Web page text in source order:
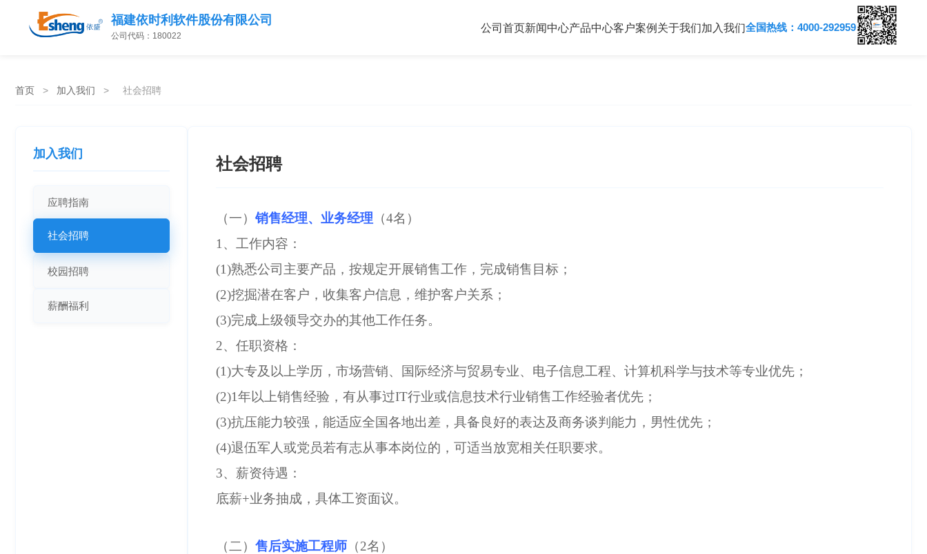
福建依时利软件股份有限公司
公司代码：180022
公司首页新闻中心产品中心客户案例 关于我们加入我们全国热线：4000-292959
首页 > 加入我们 > 社会招聘
加入我们
应聘指南
社会招聘
校园招聘
薪酬福利
社会招聘
（一）销售经理、业务经理 （4名）
1、工作内容：
(1)熟悉公司主要产品，按规定开展销售工作，完成销售目标；
(2)挖掘潜在客户，收集客户信息，维护客户关系；
(3)完成上级领导交办的其他工作任务。
2、任职资格：
(1)大专及以上学历，市场营销、国际经济与贸易专业、电子信息工程、计算机科学与技术等专业优先；
(2)1年以上销售经验，有从事过IT行业或信息技术行业销售工作经验者优先；
(3)抗压能力较强，能适应全国各地出差，具备良好的表达及商务谈判能力，男性优先；
(4)退伍军人或党员若有志从事本岗位的，可适当放宽相关任职要求。
3、薪资待遇：
底薪+业务抽成，具体工资面议。
（二） 售后实施工程师 （2名）